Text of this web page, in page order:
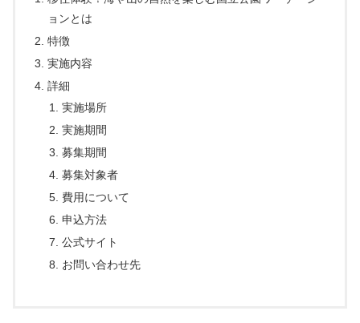
ョンとは
特徴
実施内容
詳細
実施場所
実施期間
募集期間
募集対象者
費用について
申込方法
公式サイト
お問い合わせ先